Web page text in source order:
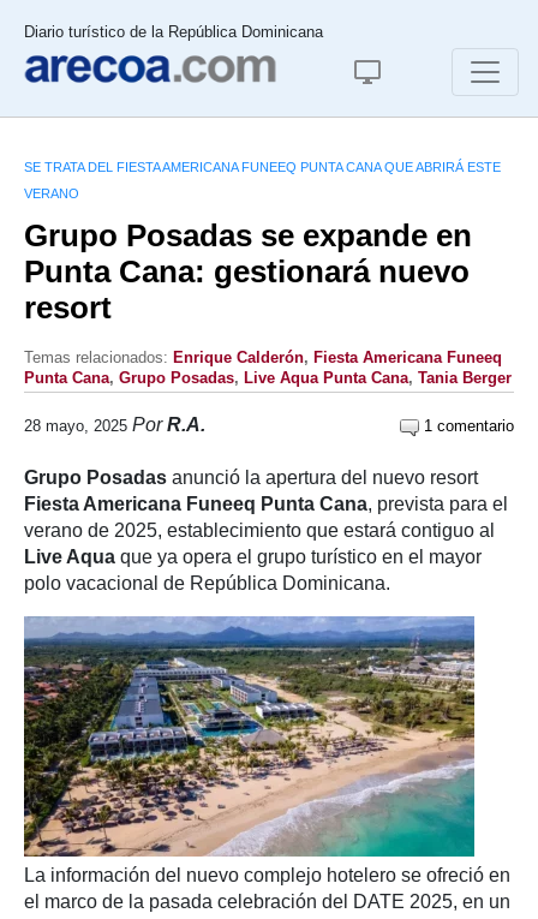
Diario turístico de la República Dominicana
SE TRATA DEL FIESTA AMERICANA FUNEEQ PUNTA CANA QUE ABRIRÁ ESTE
VERANO
Grupo Posadas se expande en
Punta Cana: gestionará nuevo
resort
Temas relacionados: Enrique Calderón, Fiesta Americana Funeeq
Punta Cana, Grupo Posadas, Live Aqua Punta Cana, Tania Berger
28 mayo, 2025 PorR.A. 1 comentario
Grupo Posadas anunció la apertura del nuevo resort
Fiesta Americana Funeeq Punta Cana, prevista para el
verano de 2025, establecimiento que estará contiguo al
Live Aqua que ya opera el grupo turístico en el mayor
polo vacacional de República Dominicana.
La información del nuevo complejo hotelero se ofreció en
el marco de la pasada celebración del DATE 2025, en un